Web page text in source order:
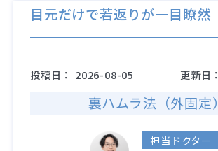
目元だけで若返りが一目瞭然
投稿日： 2026-08-05 更新日：
裏ハムラ法（外固定）
担当ドクター